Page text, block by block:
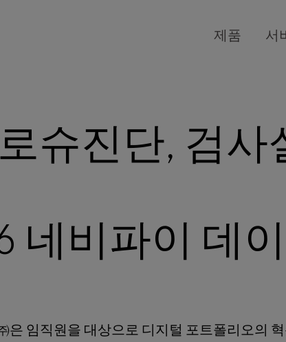
제품 서
슈진단, 검사
네비파이 데
은 임직원을 대상으로 디지털 포트폴리오의